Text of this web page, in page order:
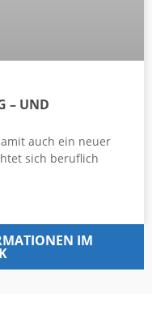
– UND
auch ein neuer
sich beruflich
IM